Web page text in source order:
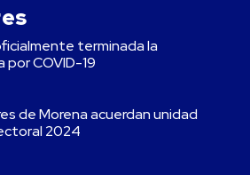
terminada la
por COVID-19
de Morena acuerdan unidad
2024